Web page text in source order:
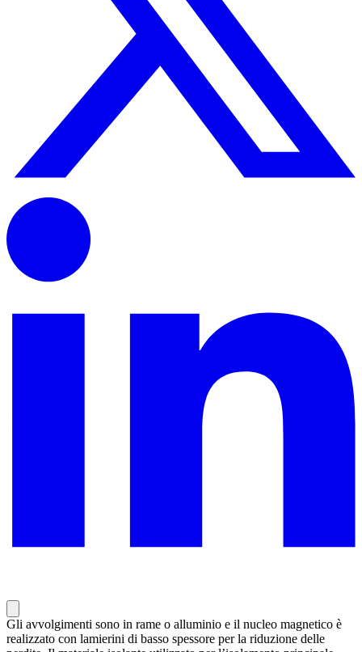
Gli avvolgimenti sono in rame o alluminio e il nucleo magnetico è
realizzato con lamierini di basso spessore per la riduzione delle